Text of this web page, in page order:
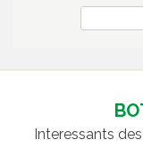
Interessants